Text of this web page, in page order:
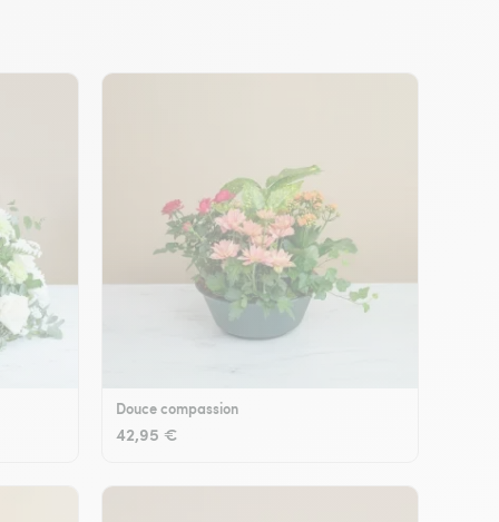
Douce compassion
42,95 €